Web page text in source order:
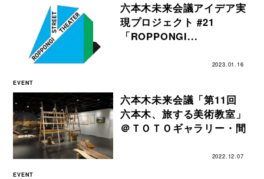
六本木未来会議アイデア実
現プロジェクト #21
「ROPPONGI...
2023.01.16
EVENT
六本木未来会議「第11回
六本木、旅する美術教室」
＠ＴＯＴＯギャラリー・間
2022.12.07
EVENT